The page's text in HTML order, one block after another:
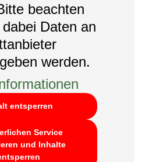
beachten
Daten an
werden.
entsperren
Service
und Inhalte